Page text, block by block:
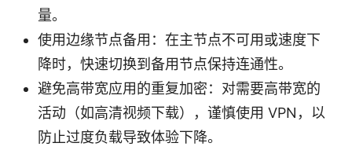
量。
使用边缘节点备用：在主节点不可用或速度下
降时，快速切换到备用节点保持连通性。
避免高带宽应用的重复加密：对需要高带宽的
活动（如高清视频下载），谨慎使用 VPN，以
防止过度负载导致体验下降。